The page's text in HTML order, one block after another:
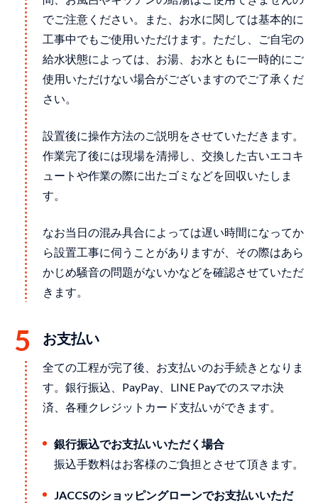
でご注意ください。また、お水に関しては基本的に
工事中でもご使用いただけます。ただし、ご自宅の
給水状態によっては、お湯、お水ともに一時的にご
使用いただけない場合がございますのでご了承くだ
さい。
設置後に操作方法のご説明をさせていただきます。
作業完了後には現場を清掃し、交換した古いエコキ
ュートや作業の際に出たゴミなどを回収いたしま
す。
なお当日の混み具合によっては遅い時間になってか
ら設置工事に伺うことがありますが、その際はあら
かじめ騒音の問題がないかなどを確認させていただ
きます。
お支払い
全ての⼯程が完了後、お⽀払いのお⼿続きとなりま
す。銀⾏振込、PayPay、LINE Payでのスマホ決
済、各種クレジットカード⽀払いができます。
銀行振込でお支払いいただく場合
振込手数料はお客様のご負担とさせて頂きます。
JACCSのショッピングローンでお支払いいただ